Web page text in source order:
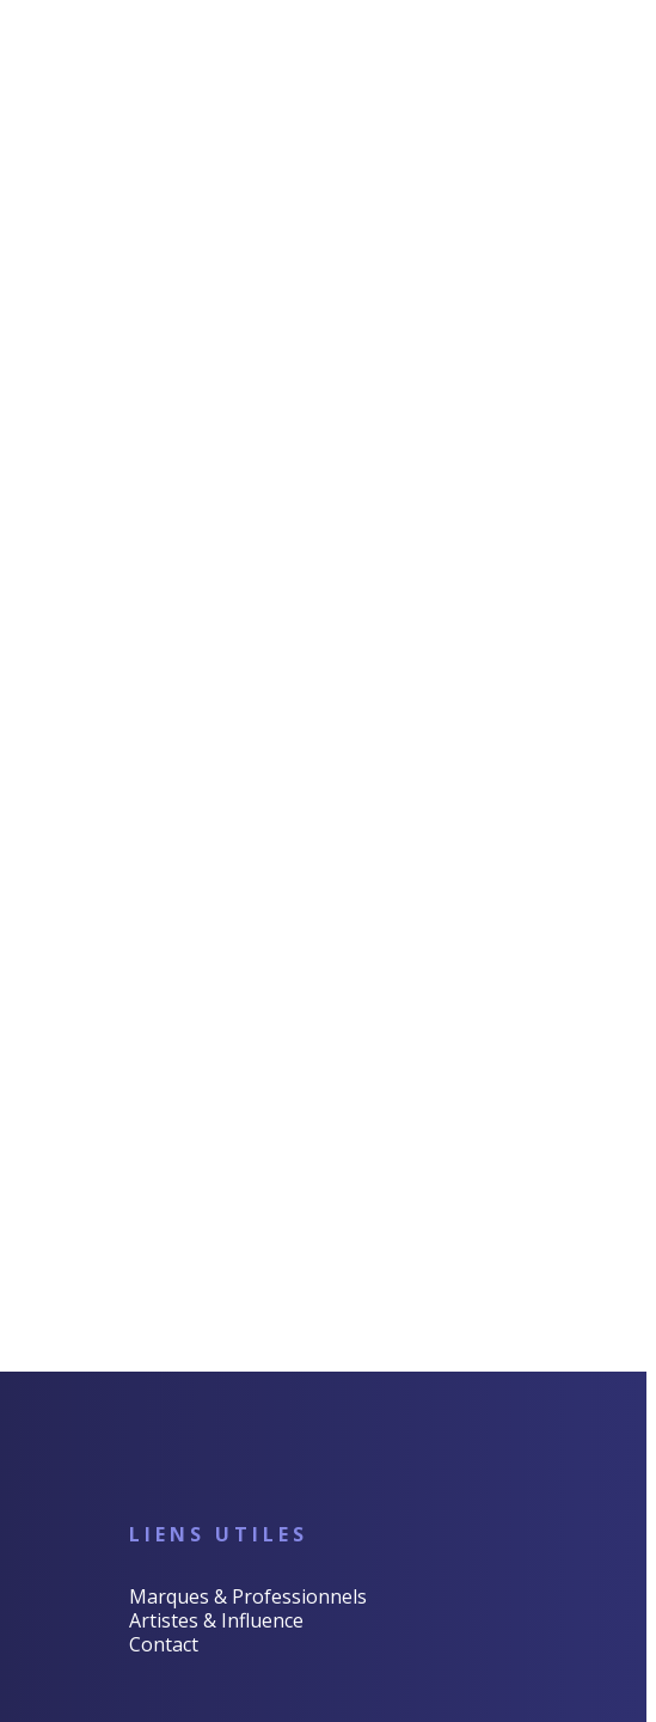
LIENS UTILES
Marques & Professionnels
Artistes & Influence
Contact